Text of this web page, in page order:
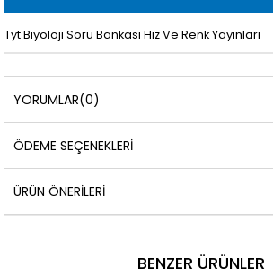
Tyt Biyoloji Soru Bankası Hız Ve Renk Yayınları
YORUMLAR(0)
ÖDEME SEÇENEKLERI
ÜRÜN ÖNERILERI
BENZER ÜRÜNLER